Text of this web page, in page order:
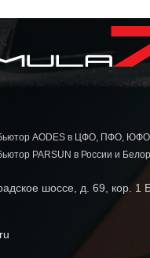
AODES в ЦФО, ПФО,
PARSUN в России и
шоссе, д. 69, кор. 1